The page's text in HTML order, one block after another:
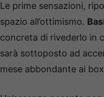
Le prime sensazioni,
spazio all’ottimismo.
concreta di rivederlo in
sarà sottoposto ad
mese abbondante ai